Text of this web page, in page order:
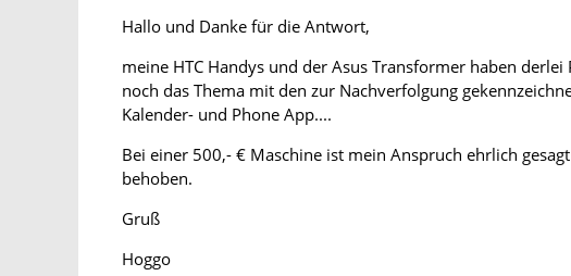
Hallo und Danke für die Antwort,
meine HTC Handys und der Asus Transformer haben
noch das Thema mit den zur Nachverfolgung
Kalender- und Phone App....
Bei einer 500,- € Maschine ist mein Anspruch ehrlich
behoben.
Gruß
Hoggo